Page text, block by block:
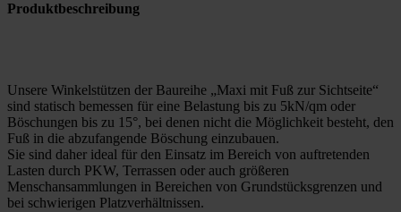
Produktbeschreibung
Unsere Winkelstützen der Baureihe „Maxi mit Fuß zur Sichtseite“
sind statisch bemessen für eine Belastung bis zu 5kN/qm oder
Böschungen bis zu 15°, bei denen nicht die Möglichkeit besteht, den
Fuß in die abzufangende Böschung einzubauen.
Sie sind daher ideal für den Einsatz im Bereich von auftretenden
Lasten durch PKW, Terrassen oder auch größeren
Menschansammlungen in Bereichen von Grundstücksgrenzen und
bei schwierigen Platzverhältnissen.